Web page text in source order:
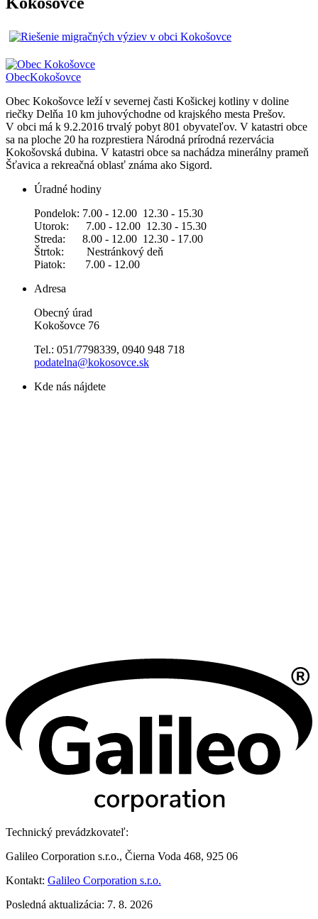
ObecKokošovce
Obec Kokošovce leží v severnej časti Košickej kotliny v doline
riečky Delňa 10 km juhovýchodne od krajského mesta Prešov.
V obci má k 9.2.2016 trvalý pobyt 801 obyvateľov. V katastri obce
sa na ploche 20 ha rozprestiera Národná prírodná rezervácia
Kokošovská dubina. V katastri obce sa nachádza minerálny prameň
Šťavica a rekreačná oblasť známa ako Sigord.
Úradné hodiny
Pondelok: 7.00 - 12.00 12.30 - 15.30
Utorok: 7.00 - 12.00 12.30 - 15.30
Streda: 8.00 - 12.00 12.30 - 17.00
Štrtok: Nestránkový deň
Piatok: 7.00 - 12.00
Adresa
Obecný úrad
Kokošovce 76
Tel.: 051/7798339, 0940 948 718
podatelna@kokosovce.sk
Kde nás nájdete
Technický prevádzkovateľ:
Galileo Corporation s.r.o., Čierna Voda 468, 925 06
Kontakt: Galileo Corporation s.r.o.
Posledná aktualizácia: 7. 8. 2026